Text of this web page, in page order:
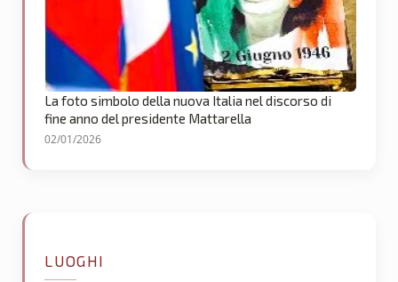
La foto simbolo della nuova Italia nel discorso di
fine anno del presidente Mattarella
02/01/2026
LUOGHI